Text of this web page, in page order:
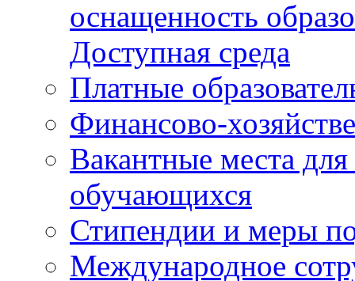
оснащенность
Доступная среда
Платные
Финансово-
Вакантные места
обучающихся
Стипендии и меры
Международное